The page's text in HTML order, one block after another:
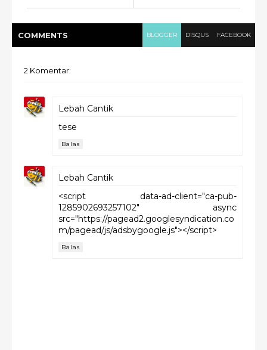
COMMENTS BLOGGER DISQUS FACEBOOK
2 Komentar:
Lebah Cantik
tese
Balas
Lebah Cantik
<script data-ad-client="ca-pub-
1285902693257102" async
src="https://pagead2.googlesyndication.co
m/pagead/js/adsbygoogle.js"></script>
Balas